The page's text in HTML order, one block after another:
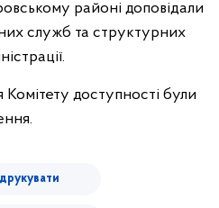
районі доповідали
служб та структурних
доступності були